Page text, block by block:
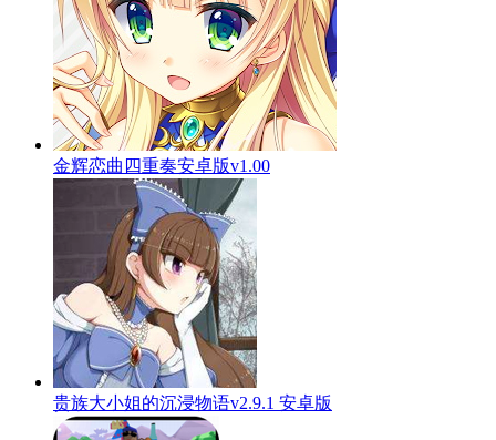
金辉恋曲四重奏安卓版v1.00
贵族大小姐的沉浸物语v2.9.1 安卓版